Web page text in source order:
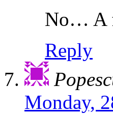
No… A
Reply
Monday,